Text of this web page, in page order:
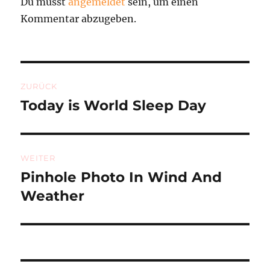
Kommentar abzugeben.
ZURÜCK
Vorheriger
Today is World Sleep Day
WEITER
Nächster
Beitrag:
Pinhole Photo In Wind And
Weather